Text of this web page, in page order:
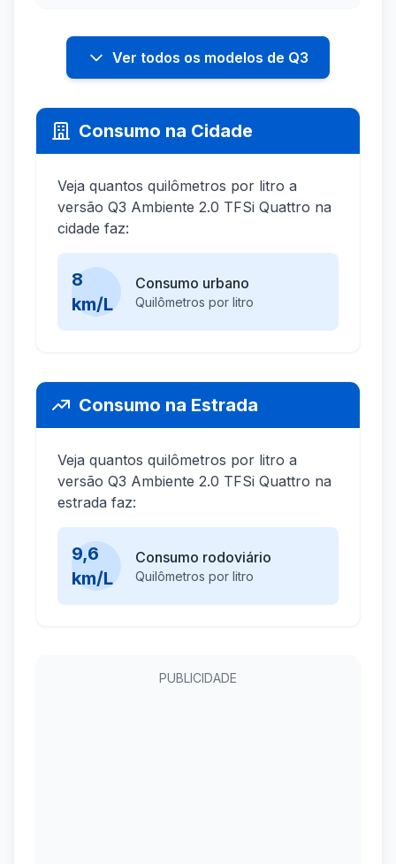
Ver todos os modelos de Q3
Consumo na Cidade
Veja quantos quilômetros por litro a
versão Q3 Ambiente 2.0 TFSi Quattro na
cidade faz:
8
km/L
Consumo urbano
Quilômetros por litro
Consumo na Estrada
Veja quantos quilômetros por litro a
versão Q3 Ambiente 2.0 TFSi Quattro na
estrada faz:
9,6
km/L
Consumo rodoviário
Quilômetros por litro
PUBLICIDADE